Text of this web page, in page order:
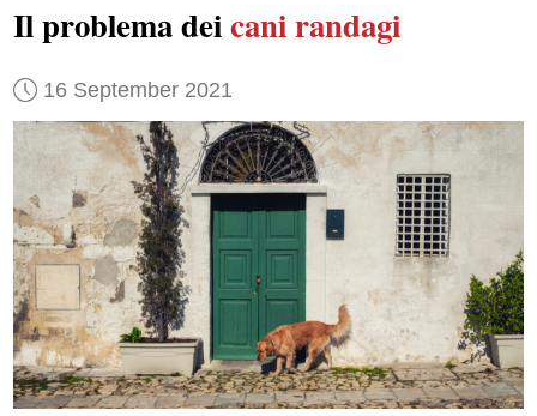
Il problema deicani randagi
16 September 2021